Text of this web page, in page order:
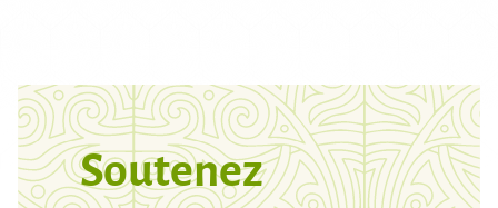
Soutenez